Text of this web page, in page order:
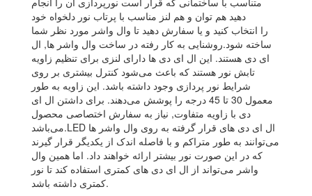
دهید هم توان و هم لنز مناسب با پرتاب نور دلخواه خود
را انتخاب کنید و یا سفارش دهید تا وال واشر مورد نظر شما
ساخته شود.روشنایی به کار رفته در ساخت وال واشر ها, ال
ای دی هستند. این ال ای دی ها دارای لنزی برای تنظیم زاویه
تابش نور هستند که باعث می‌شود کنترل بیشتری بر روی
شرایط نور پردازی وجود داشته باشد. این زاویه به طور
معمول 30 تا 45 درجه را پوشش می‌دهند. برای داشتن ال ای
دی با زاویه متفاوت, نیاز به سفارش اختصاصی محصول
می‌باشد.LED ال ای دی های قرار گرفته به روی وال واشر ها
می‌توانند به طور متراکم و با فاصله اندک از یکدیگر قرار گیرند
که در این صورت نور بیشتر ارائه خواهند داد. اما همین وال
واشر می‌تواند از ال ای دی های کمتری استفاده کند تا نور
کمتری داشته باشد.